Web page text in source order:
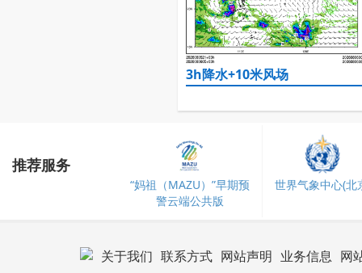
3h降水+10米风场
推荐服务
“妈祖（MAZU）”早期预
警云端公共版
世界气象中心(北
关于我们 联系方式 网站声明 业务信息 网